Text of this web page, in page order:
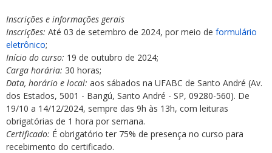
Inscrições e informações gerais
Inscrições: Até 03 de setembro de 2024, por meio de formulário
eletrônico;
Início do curso: 19 de outubro de 2024;
Carga horária: 30 horas;
Data, horário e local: aos sábados na UFABC de Santo André (Av.
dos Estados, 5001 - Bangú, Santo André - SP, 09280-560). De
19/10 a 14/12/2024, sempre das 9h às 13h, com leituras
obrigatórias de 1 hora por semana.
Certificado: É obrigatório ter 75% de presença no curso para
recebimento do certificado.